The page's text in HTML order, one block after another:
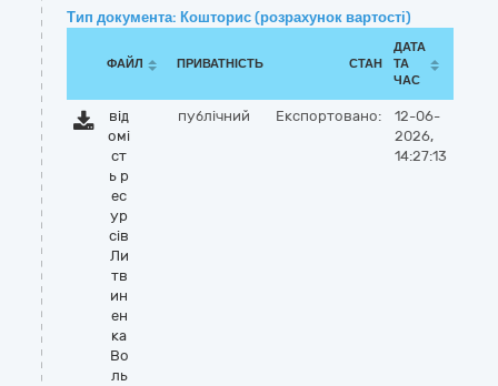
Тип документа: Кошторис (розрахунок вартості)
ФАЙЛ ПРИВАТНІСТЬ СТАН
ДАТА
ТА
ЧАС
від
омі
ст
ь р
ес
ур
сів
Ли
тв
ин
ен
ка
Во
ль
публічний Експортовано:
12-06-
2026,
14:27:13